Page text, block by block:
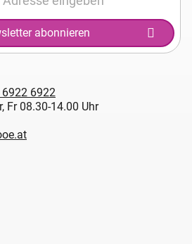
abonnieren
6922
Fr 08.30-14.00 Uhr